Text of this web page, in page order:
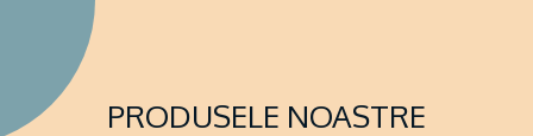
PRODUSELE NOASTRE